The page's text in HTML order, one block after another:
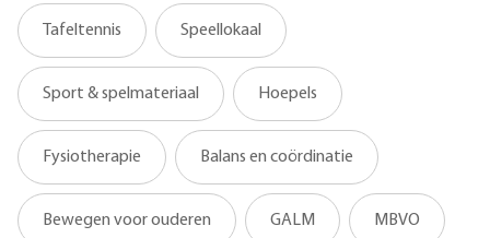
Tafeltennis Speellokaal
Sport & spelmateriaal Hoepels
Fysiotherapie Balans en coördinatie
Bewegen voor ouderen GALM MBVO